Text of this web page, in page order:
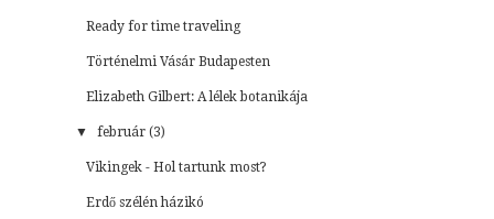
Ready for time traveling
Történelmi Vásár Budapesten
Elizabeth Gilbert: A lélek botanikája
▼ február (3)
Vikingek - Hol tartunk most?
Erdő szélén házikó